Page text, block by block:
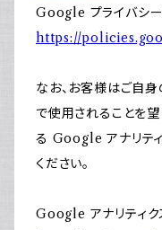
Google プライバシー
https://
なお、お客様はご自
で使用されることを
る Google アナリテ
ください。
Google アナリティク